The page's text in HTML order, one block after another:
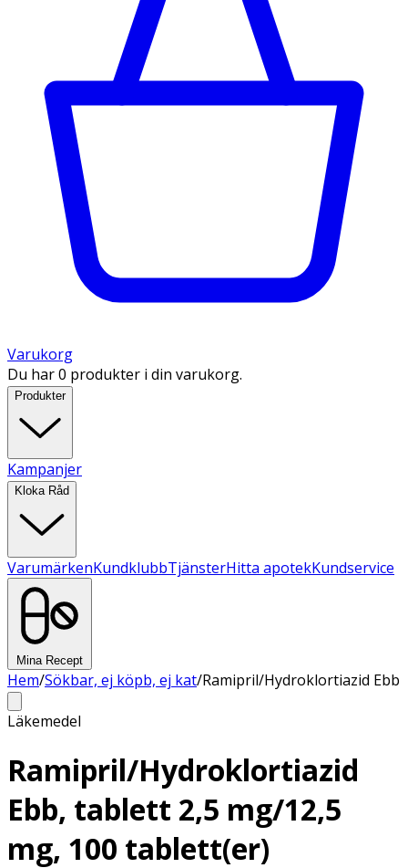
Varukorg
Du har 0 produkter i din varukorg.
Produkter
Kampanjer
Kloka Råd
VarumärkenKundklubbTjänsterHitta apotekKundservice
Mina Recept
Hem/Sökbar, ej köpb, ej kat/Ramipril/Hydroklortiazid Ebb
Läkemedel
Ramipril/Hydroklortiazid
Ebb, tablett 2,5 mg/12,5
mg, 100 tablett(er)